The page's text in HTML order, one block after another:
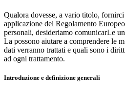
Qualora dovesse, a vario titolo,
applicazione del Regolamento
personali, desideriamo comunicarLe
La possono aiutare a comprendere le
dati verranno trattati e quali sono i
ad ogni trattamento.
Introduzione e definizione generali